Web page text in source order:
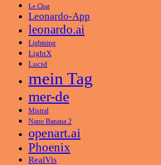
Le Chat
Leonardo-App
leonardo.ai
Lightning
LightX
Lucid
mein Tag
mer-de
Mistral
Nano Banana 2
openart.ai
Phoenix
RealVis